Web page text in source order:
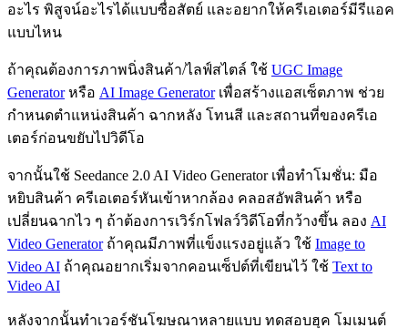
อะไร พิสูจน์อะไรได้แบบซื่อสัตย์ และอยากให้ครีเอเตอร์มีรีแอค
แบบไหน
ถ้าคุณต้องการภาพนิ่งสินค้า/ไลฟ์สไตล์ ใช้ UGC Image
Generatorหรือ AI Image Generatorเพื่อสร้างแอสเซ็ตภาพ ช่วย
กำหนดตำแหน่งสินค้า ฉากหลัง โทนสี และสถานที่ของครีเอ
เตอร์ก่อนขยับไปวิดีโอ
จากนั้นใช้ Seedance 2.0 AI Video Generator เพื่อทำโมชั่น: มือ
หยิบสินค้า ครีเอเตอร์หันเข้าหากล้อง คลอสอัพสินค้า หรือ
เปลี่ยนฉากไว ๆ ถ้าต้องการเวิร์กโฟลว์วิดีโอที่กว้างขึ้น ลอง AI
Video Generatorถ้าคุณมีภาพที่แข็งแรงอยู่แล้ว ใช้ Image to
Video AI ถ้าคุณอยากเริ่มจากคอนเซ็ปต์ที่เขียนไว้ ใช้ Text to
Video AI
หลังจากนั้นทำเวอร์ชันโฆษณาหลายแบบ ทดสอบฮุค โมเมนต์